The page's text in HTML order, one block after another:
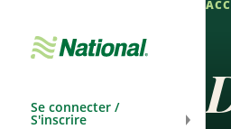
navigation
Se connecter /
S'inscrire